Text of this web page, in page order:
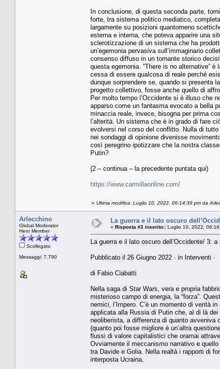
In conclusione, di questa seconda parte,
forte, tra sistema politico mediatico,
largamente su posizioni quantomeno
esterna e interna, che poteva apparire una
sclerotizzazione di un sistema che ha
un’egemonia pervasiva sull’immaginario
consenso diffuso in un tornante storico
questa egemonia. “There is no alternative”
cessa di essere qualcosa di reale perché
dunque sorprendere se, quando si presenta
progetto collettivo, fosse anche quello di
Per molto tempo l’Occidente si è illuso che
apparso come un fantasma evocato a bella
minaccia reale, invece, bisogna per prima
l’alterità. Un sistema che è in grado di fare
evolversi nel corso del conflitto. Nulla di
nei sondaggi di opinione divenisse
così peregrino ipotizzare che la nostra
Putin?
(2 – continua – la precedente puntata qui)
https://www.carmillaonline.com/
« Ultima modifica: Luglio 10, 2022, 06:14:39 pm da
Arlecchino
Global Moderator
Hero Member
Scollegato
Messaggi: 7.790
La guerra e il lato oscuro
« Risposta #2 inserito:: Luglio 10, 2022,
La guerra e il lato oscuro dell’Occidente/ 3:
Pubblicato il 26 Giugno 2022 · in Interventi ·
di Fabio Ciabatti
Nella saga di Star Wars, vera e propria
misterioso campo di energia, la “forza”.
nemici, l’Impero. C’è un momento di verità
applicata alla Russia di Putin che, al di là
neoliberista, a differenza di quanto avveniva
(quanto poi fosse migliore è un’altra
flussi di valore capitalistici che oramai
Ovviamente il meccanismo narrativo e
tra Davide e Golia. Nella realtà i rapporti di
interposta Ucraina.